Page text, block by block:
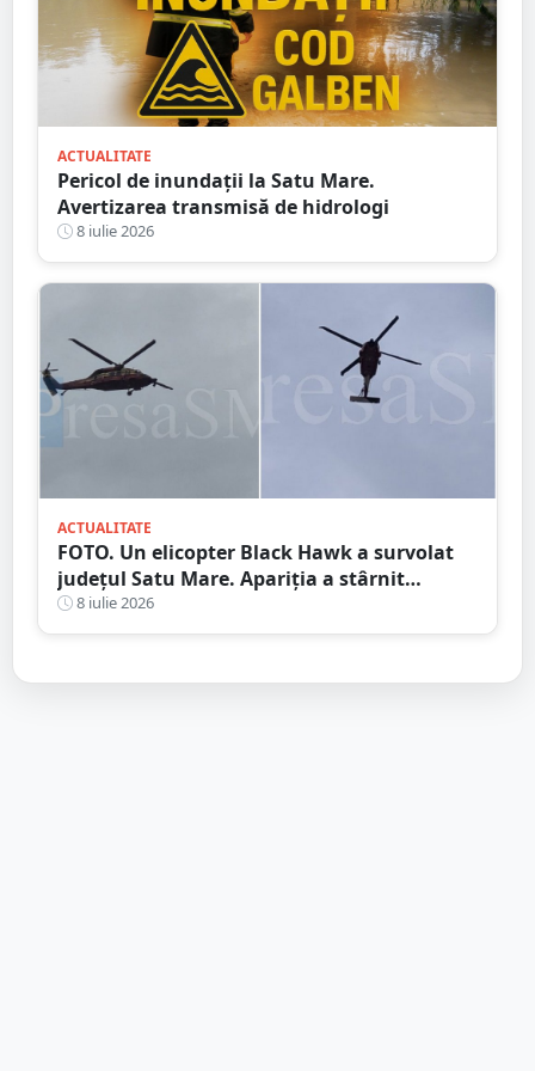
ACTUALITATE
Pericol de inundații la Satu Mare.
Avertizarea transmisă de hidrologi
8 iulie 2026
ACTUALITATE
FOTO. Un elicopter Black Hawk a survolat
județul Satu Mare. Apariția a stârnit
curiozitatea localnicilor
8 iulie 2026